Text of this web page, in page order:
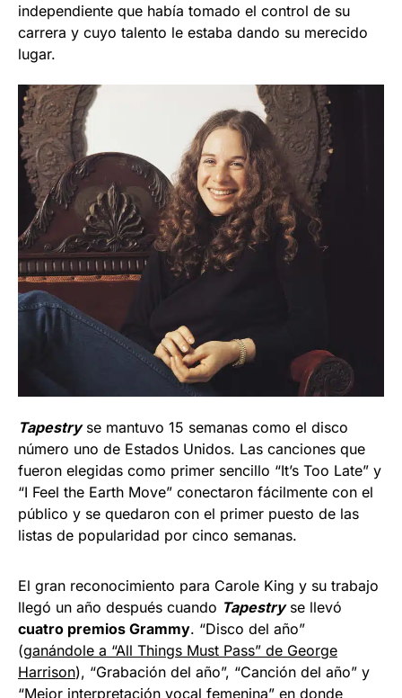
independiente que había tomado el control de su
carrera y cuyo talento le estaba dando su merecido
lugar.
Tapestryse mantuvo 15 semanas como el disco
número uno de Estados Unidos. Las canciones que
fueron elegidas como primer sencillo “It’s Too Late” y
“I Feel the Earth Move” conectaron fácilmente con el
público y se quedaron con el primer puesto de las
listas de popularidad por cinco semanas.
El gran reconocimiento para Carole King y su trabajo
llegó un año después cuando Tapestryse llevó
cuatro premios Grammy. “Disco del año”
(ganándole a “All Things Must Pass” de George
Harrison), “Grabación del año”, “Canción del año” y
“Mejor interpretación vocal femenina” en donde